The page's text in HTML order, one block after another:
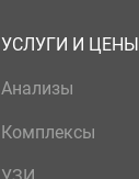
УСЛУГИ И ЦЕНЫ
Анализы
Комплексы